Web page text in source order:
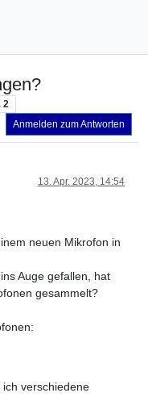
2
Anmelden zum Antworten
13. Apr. 2023, 14:54
neuen Mikrofon in
Auge gefallen, hat
gesammelt?
verschiedene